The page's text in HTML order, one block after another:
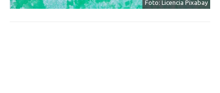
Foto: Licencia Pixabay